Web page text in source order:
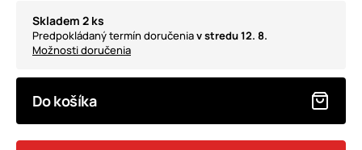
Skladem 2 ks
Predpokládaný termín doručeniav stredu 12. 8.
Možnosti doručenia
Do košíka